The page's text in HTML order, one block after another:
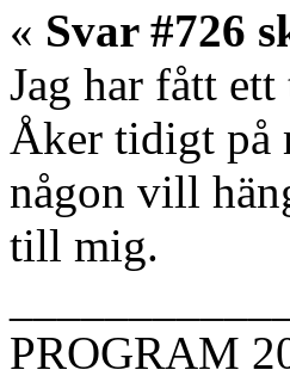
« Svar #726
Jag har fått
Åker tidigt på
någon vill
till mig.
PROGRAM